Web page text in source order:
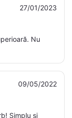
27/01/2023
Nu
09/05/2022
Simplu și